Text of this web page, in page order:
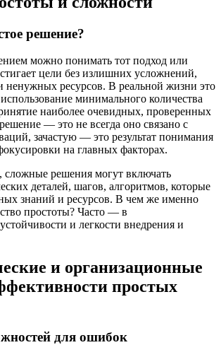
решение?
можно понимать тот подход или
цели без излишних усложнений,
ресурсов. В реальной жизни это
использование минимального количества
наиболее очевидных, проверенных
— это не всегда оно связано с
зачастую — это результат понимания
на главных факторах.
сложные решения могут включать
деталей, шагов, алгоритмов, которые
знаний и ресурсов. В чем же именно
простоты? Часто — в
и легкости внедрения и
и организационные
простых
для ошибок